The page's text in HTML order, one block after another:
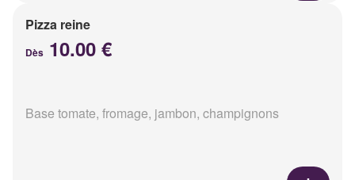
Pizza reine
Dès 10.00 €
Base tomate, fromage, jambon, champignons